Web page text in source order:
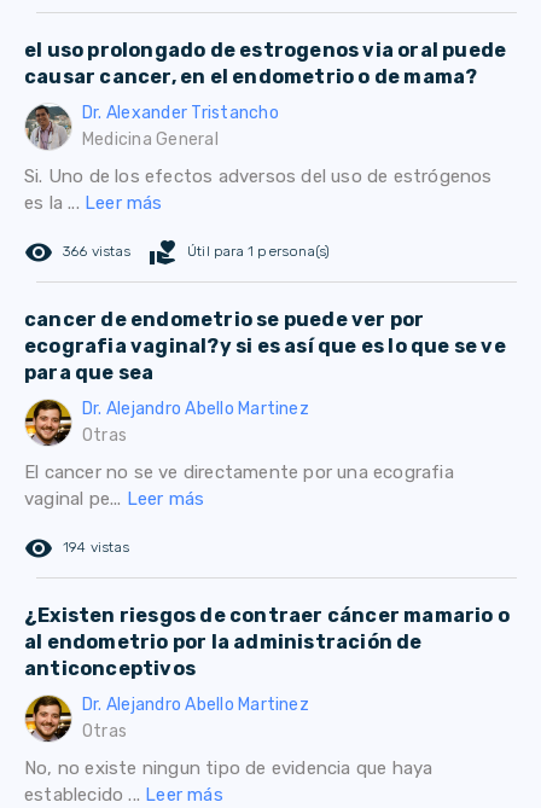
el uso prolongado de estrogenos via oral puede
causar cancer, en el endometrio o de mama?
Dr. Alexander Tristancho
Medicina General
Si. Uno de los efectos adversos del uso de estrógenos
es la ... Leer más
remove_red_eye 366 vistas volunteer_activism Útil para 1 persona(s)
cancer de endometrio se puede ver por
ecografia vaginal?y si es así que es lo que se ve
para que sea
Dr. Alejandro Abello Martinez
Otras
El cancer no se ve directamente por una ecografia
vaginal pe... Leer más
remove_red_eye 194 vistas
¿Existen riesgos de contraer cáncer mamario o
al endometrio por la administración de
anticonceptivos
Dr. Alejandro Abello Martinez
Otras
No, no existe ningun tipo de evidencia que haya
establecido ... Leer más